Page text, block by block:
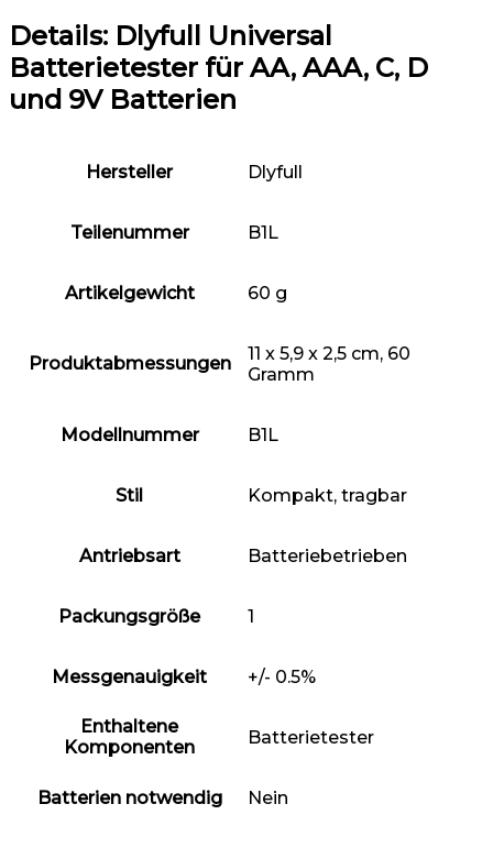
Details: Dlyfull Universal
Batterietester für AA, AAA, C, D
und 9V Batterien
Hersteller ‎Dlyfull
Teilenummer ‎B1L
Artikelgewicht ‎60 g
Produktabmessungen
‎11 x 5,9 x 2,5 cm, 60
Gramm
Modellnummer ‎B1L
Stil ‎Kompakt, tragbar
Antriebsart ‎Batteriebetrieben
Packungsgröße ‎1
Messgenauigkeit ‎+/- 0.5%
Enthaltene
Komponenten
‎Batterietester
Batterien notwendig ‎Nein